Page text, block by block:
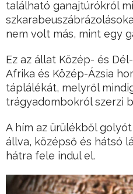
található ganajtúrókról
nem volt más, mint egy
Ez az állat Közép- és
Afrika és Közép-Ázsia
táplálékát, melyről
trágyadombokról szerzi
A hím az ürülékből
állva, középső és hátsó
hátra fele indul el.